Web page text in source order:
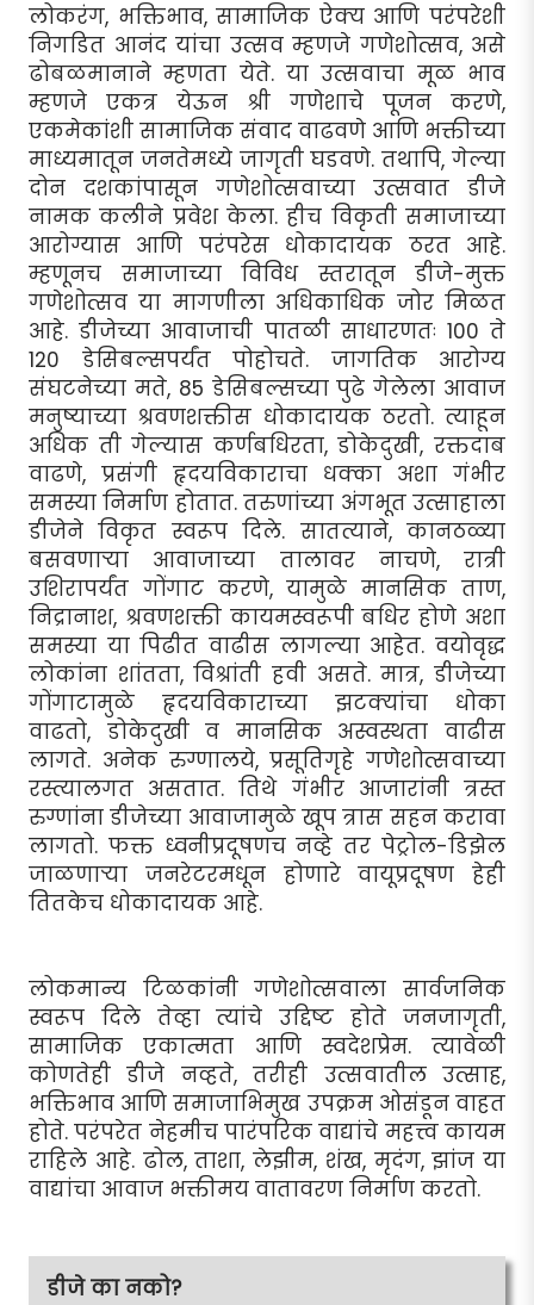
लोकरंग, भक्तिभाव, सामाजिक ऐक्य आणि परंपरेशी
निगडित आनंद यांचा उत्सव म्हणजे गणेशोत्सव, असे
ढोबळमानाने म्हणता येते. या उत्सवाचा मूळ भाव
म्हणजे एकत्र येऊन श्री गणेशाचे पूजन करणे,
एकमेकांशी सामाजिक संवाद वाढवणे आणि भक्तीच्या
माध्यमातून जनतेमध्ये जागृती घडवणे. तथापि, गेल्या
दोन दशकांपासून गणेशोत्सवाच्या उत्सवात डीजे
नामक कलीने प्रवेश केला. हीच विकृती समाजाच्या
आरोग्यास आणि परंपरेस धोकादायक ठरत आहे.
म्हणूनच समाजाच्या विविध स्तरातून डीजे-मुक्त
गणेशोत्सव या मागणीला अधिकाधिक जोर मिळत
आहे. डीजेच्या आवाजाची पातळी साधारणतः 100 ते
120 डेसिबल्सपर्यंत पोहोचते. जागतिक आरोग्य
संघटनेच्या मते, 85 डेसिबल्सच्या पुढे गेलेला आवाज
मनुष्याच्या श्रवणशक्तीस धोकादायक ठरतो. त्याहून
अधिक ती गेल्यास कर्णबधिरता, डोकेदुखी, रक्तदाब
वाढणे, प्रसंगी हृदयविकाराचा धक्का अशा गंभीर
समस्या निर्माण होतात. तरुणांच्या अंगभूत उत्साहाला
डीजेने विकृत स्वरूप दिले. सातत्याने, कानठळ्या
बसवणार्‍या आवाजाच्या तालावर नाचणे, रात्री
उशिरापर्यंत गोंगाट करणे, यामुळे मानसिक ताण,
निद्रानाश, श्रवणशक्ती कायमस्वरूपी बधिर होणे अशा
समस्या या पिढीत वाढीस लागल्या आहेत. वयोवृद्ध
लोकांना शांतता, विश्रांती हवी असते. मात्र, डीजेच्या
गोंगाटामुळे हृदयविकाराच्या झटक्यांचा धोका
वाढतो, डोकेदुखी व मानसिक अस्वस्थता वाढीस
लागते. अनेक रुग्णालये, प्रसूतिगृहे गणेशोत्सवाच्या
रस्त्यालगत असतात. तिथे गंभीर आजारांनी त्रस्त
रुग्णांना डीजेच्या आवाजामुळे खूप त्रास सहन करावा
लागतो. फक्त ध्वनीप्रदूषणच नव्हे तर पेट्रोल-डिझेल
जाळणार्‍या जनरेटरमधून होणारे वायूप्रदूषण हेही
तितकेच धोकादायक आहे.
लोकमान्य टिळकांनी गणेशोत्सवाला सार्वजनिक
स्वरूप दिले तेव्हा त्यांचे उद्दिष्ट होते जनजागृती,
सामाजिक एकात्मता आणि स्वदेशप्रेम. त्यावेळी
कोणतेही डीजे नव्हते, तरीही उत्सवातील उत्साह,
भक्तिभाव आणि समाजाभिमुख उपक्रम ओसंडून वाहत
होते. परंपरेत नेहमीच पारंपरिक वाद्यांचे महत्त्व कायम
राहिले आहे. ढोल, ताशा, लेझीम, शंख, मृदंग, झांज या
वाद्यांचा आवाज भक्तीमय वातावरण निर्माण करतो.
डीजे का नको?